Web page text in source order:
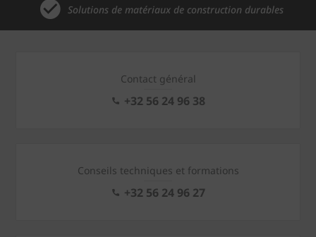
Solutions de matériaux de construction durables
Contact général
+32 56 24 96 38
Conseils techniques et formations
+32 56 24 96 27